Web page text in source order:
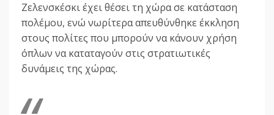
Ζελενσκέσκι έχει θέσει τη χώρα σε κατάσταση
πολέμου, ενώ νωρίτερα απευθύνθηκε έκκληση
στους πολίτες που μπορούν να κάνουν χρήση
όπλων να καταταγούν στις στρατιωτικές
δυνάμεις της χώρας.